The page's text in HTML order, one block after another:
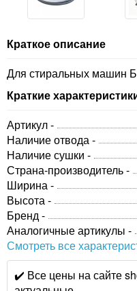
Краткое описание
Для стиральных машин
Краткие
Артикул -
Наличие отвода -
Наличие сушки -
Страна-производитель -
Ширина -
Высота -
Бренд -
Аналогичные артикулы -
Смотреть все
✔️ Все цены на сайте